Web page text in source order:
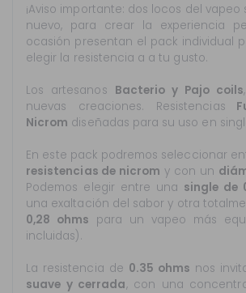
¡Aviso importante: dos locos del vapeo
nuevo, para crear la experiencia
ocasión presentan el pack individual
elegir la resistencia a a tu gusto.
Los artesanos Bacterio y Pajo coils
nuevas creaciones. Resistencias
Nicrom diseñadas para su uso en
En este pack podremos seleccionar
resistencias de nicrom y con un
Podemos elegir entre una single de
una exaltación del sabor y otra
0,28 ohms para un vapeo más
incluidas).
La resistencia de 0.35 ohms nos
suave y cerrada, con una